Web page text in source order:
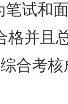
试和
格并且
合考